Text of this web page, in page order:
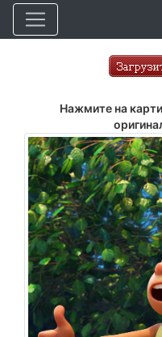
Нажмите на